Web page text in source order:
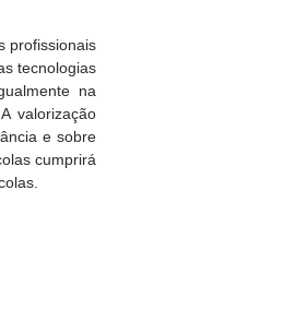
profissionais
tecnologias
na
valorização
e sobre
cumprirá